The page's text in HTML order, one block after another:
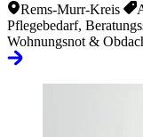
Rems-Murr-Kreis
Pflegebedarf,
Wohnungsnot &